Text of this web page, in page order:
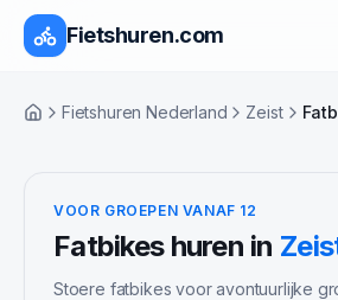
Fietshuren.com
HomeFietshuren Nederland Zeist
VOOR GROEPEN VANAF 12
Fatbikeshuren in
Stoere fatbikes voor avontuurlijke